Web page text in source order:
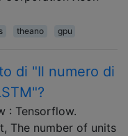
theano gpu
di "Il numero di
: Tensorflow.
The number of units